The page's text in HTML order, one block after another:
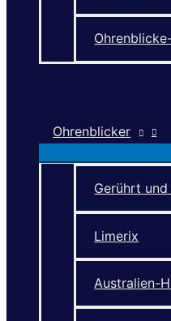
Ohrenblicker
Gerührt
Limerix
Australien-